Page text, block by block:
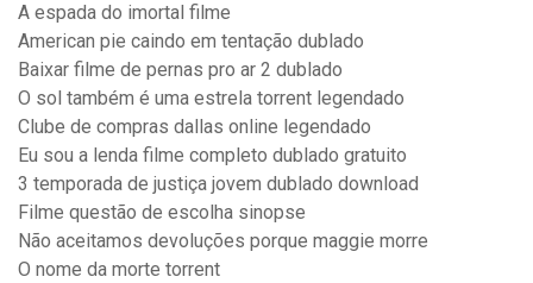
A espada do imortal filme
American pie caindo em tentação dublado
Baixar filme de pernas pro ar 2 dublado
O sol também é uma estrela torrent legendado
Clube de compras dallas online legendado
Eu sou a lenda filme completo dublado gratuito
3 temporada de justiça jovem dublado download
Filme questão de escolha sinopse
Não aceitamos devoluções porque maggie morre
O nome da morte torrent